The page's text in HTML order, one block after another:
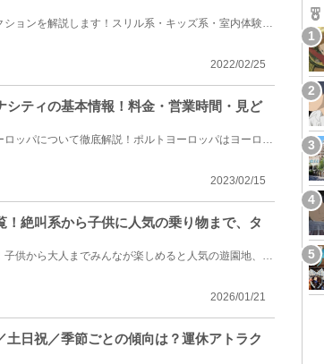
和歌山県にあるポルトヨーロッパの全アトラクションを解説します！スリル系・キッズ系・室内体験型の3種...
2022/02/25
シティの基本情報！料金・営業時間・見ど
和歌山県のマリーナシティ内にあるポルトヨーロッパについて徹底解説！ポルトヨーロッパはヨーロッパの...
2023/02/15
絶叫系から子供に人気の乗り物まで、タ
ひらかたパークのアトラクションを全て解説！子供から大人までみんなが楽しめると人気の遊園地、通称「...
2026/01/21
日祝／季節ごとの傾向は？運休アトラク